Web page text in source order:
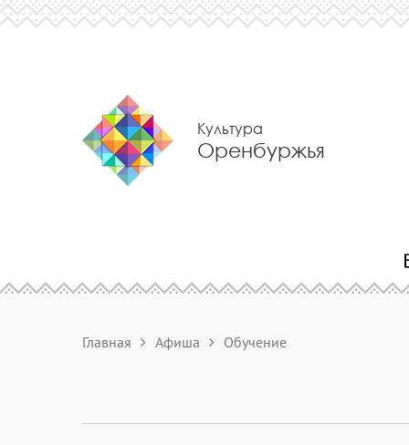
Культура
Оренбуржья
Главная Афиша Обучение